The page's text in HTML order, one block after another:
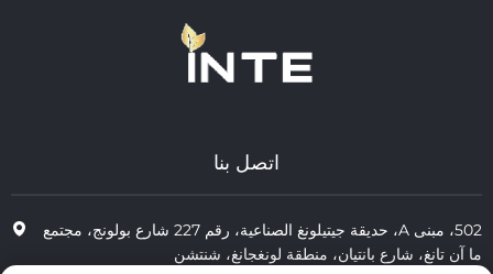
اتصل بنا
502، مبنى A، حديقة جيتيلونغ الصناعية، رقم 227 شارع بولونج، مجتمع
ما آن تانغ، شارع بانتيان، منطقة لونغجانغ، شنتشن